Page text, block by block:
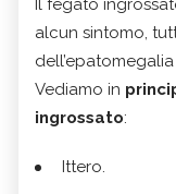
Il fegato
alcun sintomo,
Vediamo in
ingrossato:
Ittero.